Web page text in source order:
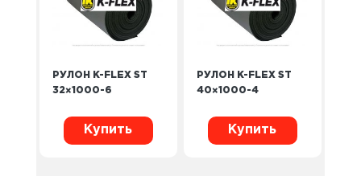
РУЛОН K-FLEX ST
32×1000-6
Купить
РУЛОН K-FLEX ST
40×1000-4
Купить